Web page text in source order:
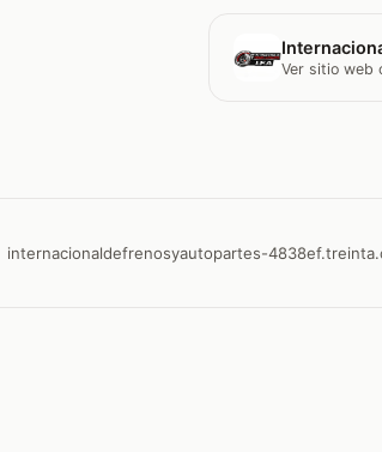
Ver sitio web
internacionaldefrenosyautopartes-